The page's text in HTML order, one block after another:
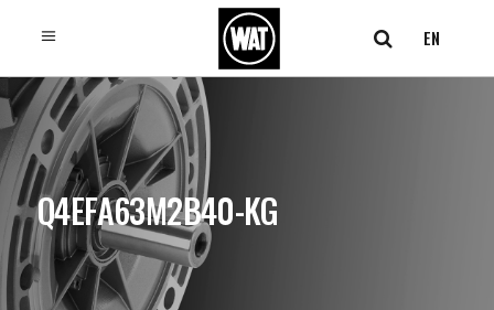
EN
Q4EFA63M2B40-KG